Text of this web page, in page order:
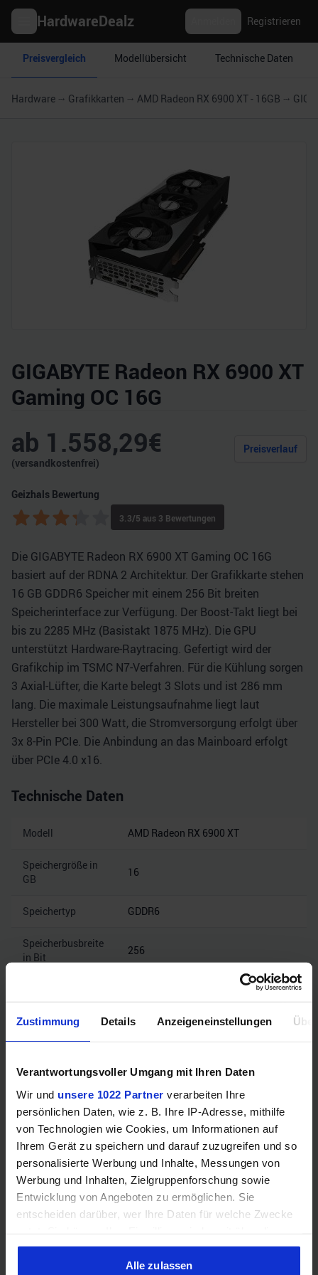
Zustimmung Details Anzeigeneinstellungen
Verantwortungsvoller Umgang mit Ihren Daten
Wir und unsere 1022 Partner verarbeiten Ihre
persönlichen Daten, wie z. B. Ihre IP-Adresse, mithilfe
von Technologien wie Cookies, um Informationen auf
Ihrem Gerät zu speichern und darauf zuzugreifen und so
personalisierte Werbung und Inhalte, Messungen von
Werbung und Inhalten, Zielgruppenforschung sowie
Entwicklung von Angeboten zu ermöglichen. Sie
entscheiden darüber, wer Ihre Daten für welche Zwecke
Cookie-Erklärung oder durch Klicken auf das Privacy
Trigger Symbol ändern oder widerrufen
Alle zulassen
HardwareDealz Registrieren
Preisvergleich Modellübersicht Technische Daten
Hardware Grafikkarten AMD Radeon RX 6900 XT - 16GB
GIGABYTE Radeon RX 6900 XT
Gaming OC 16G
ab 1.558,29€
(versandkostenfrei)
Preisverlauf
Geizhals Bewertung
3.3/5 aus 3 Bewertungen
Die GIGABYTE Radeon RX 6900 XT Gaming OC 16G
basiert auf der RDNA 2 Architektur. Der Grafikkarte stehen
16 GB GDDR6 Speicher mit einem 256 Bit breiten
Speicherinterface zur Verfügung. Der Boost-Takt liegt bei
bis zu 2285 MHz (Basistakt 1875 MHz). Die GPU
unterstützt Hardware-Raytracing. Gefertigt wird der
Grafikchip im TSMC N7-Verfahren. Für die Kühlung sorgen
3 Axial-Lüfter, die Karte belegt 3 Slots und ist 286 mm
lang. Die maximale Leistungsaufnahme liegt laut
Hersteller bei 300 Watt, die Stromversorgung erfolgt über
3x 8-Pin PCIe. Die Anbindung an das Mainboard erfolgt
über PCIe 4.0 x16.
Technische Daten
Modell AMD Radeon RX 6900 XT
Speichergröße in
GB
16
Speichertyp GDDR6
Speicherbusbreite
in Bit
256
in Gbps
Hinweis: Unsere Links sind Affiliate Links. Wir erhalten beim Kauf
eine kleine Provision, ohne dass sich euer Preis erhöht.
ZUM BESTPREIS
Vergleichen